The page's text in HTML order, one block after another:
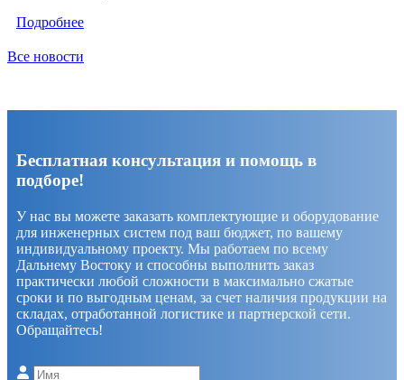
Подробнее
Все новости
Бесплатная консультация и помощь в
подборе!
У нас вы можете заказать комплектующие и оборудование
для инженерных систем под ваш бюджет, по вашему
индивидуальному проекту. Мы работаем по всему
Дальнему Востоку и способны выполнить заказ
практически любой сложности в максимально сжатые
сроки и по выгодным ценам, за счет наличия продукции на
складах, отработанной логистике и партнерской сети.
Обращайтесь!